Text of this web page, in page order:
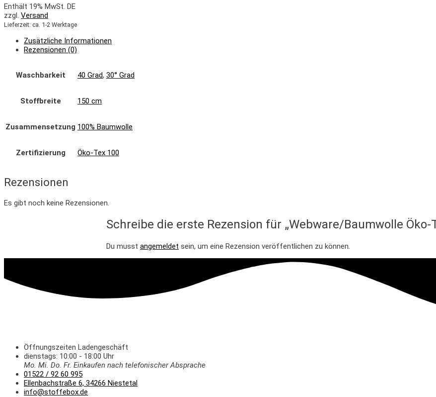
Enthält 19% MwSt. DE
zzgl. Versand
Lieferzeit: ca. 1-2 Werktage
Zusätzliche Informationen
Rezensionen (0)
Waschbarkeit 40 Grad, 30° Grad
Stoffbreite 150 cm
Zusammensetzung 100% Baumwolle
Zertifizierung Öko-Tex 100
Rezensionen
Es gibt noch keine Rezensionen.
Schreibe die erste Rezension für „Webware/Baumwolle
Du musst angemeldet sein, um eine Rezension veröffentlichen zu können.
Öffnungszeiten Ladengeschäft
dienstags: 10:00 - 18:00 Uhr
Mo. Mi. Do. Fr. Einkaufen nach telefonischer Absprache
01522 / 92 60 995
Ellenbachstraße 6, 34266 Niestetal
info@stoffebox.de